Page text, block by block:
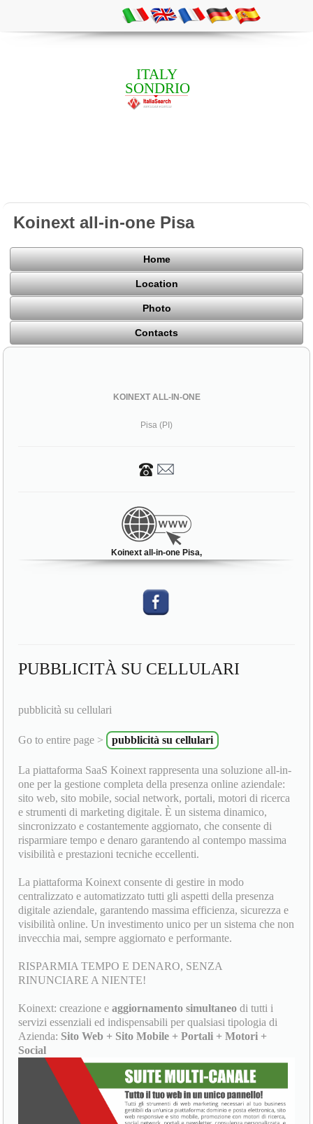
ITALY
SONDRIO
Koinext all-in-one Pisa
Home
Location
Photo
Contacts
KOINEXT ALL-IN-ONE
Pisa (PI)
Koinext all-in-one Pisa,
PUBBLICITÀ SU CELLULARI
pubblicità su cellulari
Go to entire page > pubblicità su cellulari
La piattaforma SaaS Koinext rappresenta una soluzione all-in-
one per la gestione completa della presenza online aziendale:
sito web, sito mobile, social network, portali, motori di ricerca
e strumenti di marketing digitale. È un sistema dinamico,
sincronizzato e costantemente aggiornato, che consente di
risparmiare tempo e denaro garantendo al contempo massima
visibilità e prestazioni tecniche eccellenti.
La piattaforma Koinext consente di gestire in modo
centralizzato e automatizzato tutti gli aspetti della presenza
digitale aziendale, garantendo massima efficienza, sicurezza e
visibilità online. Un investimento unico per un sistema che non
invecchia mai, sempre aggiornato e performante.
RISPARMIA TEMPO E DENARO, SENZA
RINUNCIARE A NIENTE!
Koinext: creazione eaggiornamento simultaneo di tutti i
servizi essenziali ed indispensabili per qualsiasi tipologia di
Azienda: Sito Web + Sito Mobile + Portali + Motori +
Social